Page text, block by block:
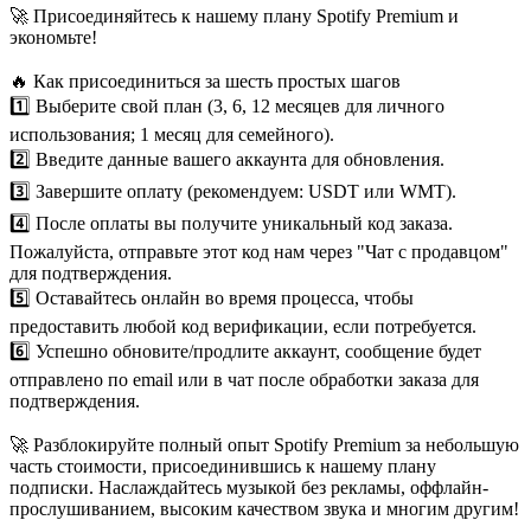
🚀 Присоединяйтесь к нашему плану Spotify Premium и
экономьте!
🔥 Как присоединиться за шесть простых шагов
1️⃣ Выберите свой план (3, 6, 12 месяцев для личного
использования; 1 месяц для семейного).
2️⃣ Введите данные вашего аккаунта для обновления.
3️⃣ Завершите оплату (рекомендуем: USDT или WMT).
4️⃣ После оплаты вы получите уникальный код заказа.
Пожалуйста, отправьте этот код нам через "Чат с продавцом"
для подтверждения.
5️⃣ Оставайтесь онлайн во время процесса, чтобы
предоставить любой код верификации, если потребуется.
6️⃣ Успешно обновите/продлите аккаунт, сообщение будет
отправлено по email или в чат после обработки заказа для
подтверждения.
🚀 Разблокируйте полный опыт Spotify Premium за небольшую
часть стоимости, присоединившись к нашему плану
подписки. Наслаждайтесь музыкой без рекламы, оффлайн-
прослушиванием, высоким качеством звука и многим другим!